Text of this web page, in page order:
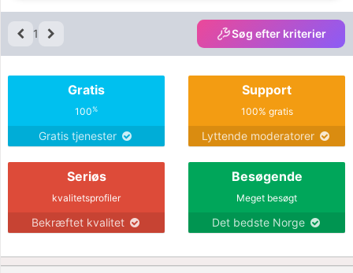
surprises and I think that attention is
a key to a happy sucessful
relationship
1 Søg efter kriterier
Gratis
100%
Gratis tjenester
Support
100% gratis
Lyttende moderatorer
Seriøs
kvalitetsprofiler
Bekræftet kvalitet
Besøgende
Meget besøgt
Det bedste Norge